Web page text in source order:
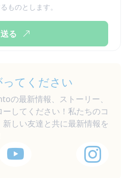
ものとします。
送る
てください
の最新情報、ストーリー、
してください！私たちのコ
新しい友達と共に最新情報を